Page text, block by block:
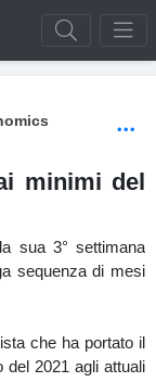
minimi del
sua 3° settimana
sequenza di mesi
che ha portato il
del 2021 agli attuali